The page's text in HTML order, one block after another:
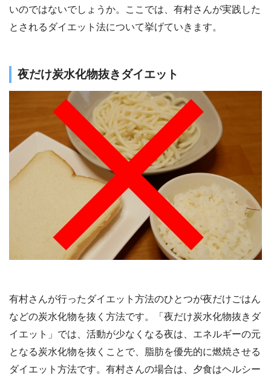
いのではないでしょうか。ここでは、有村さんが実践した
とされるダイエット法について挙げていきます。
夜だけ炭水化物抜きダイエット
有村さんが行ったダイエット方法のひとつが夜だけごはん
などの炭水化物を抜く方法です。「夜だけ炭水化物抜きダ
イエット」では、活動が少なくなる夜は、エネルギーの元
となる炭水化物を抜くことで、脂肪を優先的に燃焼させる
ダイエット方法です。有村さんの場合は、夕食はヘルシー